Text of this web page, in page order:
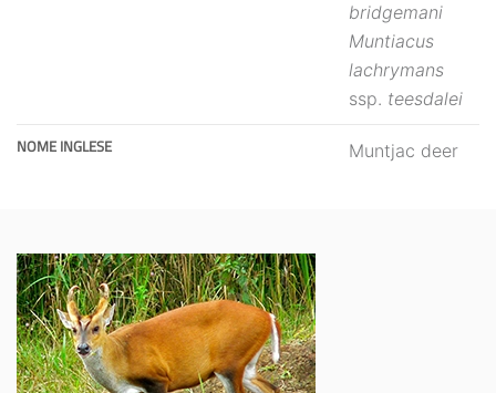
bridgemani
Muntiacus
lachrymans
ssp. teesdalei
NOME INGLESE Muntjac deer